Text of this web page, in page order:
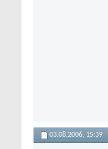
03.08.2006, 15:39